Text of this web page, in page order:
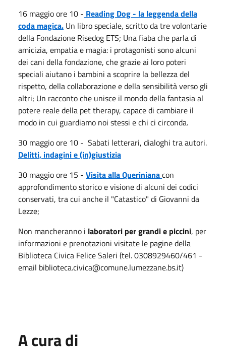
16 maggio ore 10 - Reading Dog - la leggenda della
coda magica. Un libro speciale, scritto da tre volontarie
della Fondazione Risedog ETS; Una fiaba che parla di
amicizia, empatia e magia: i protagonisti sono alcuni
dei cani della fondazione, che grazie ai loro poteri
speciali aiutano i bambini a scoprire la bellezza del
rispetto, della collaborazione e della sensibilità verso gli
altri; Un racconto che unisce il mondo della fantasia al
potere reale della pet therapy, capace di cambiare il
modo in cui guardiamo noi stessi e chi ci circonda.
30 maggio ore 10 - Sabati letterari, dialoghi tra autori.
Delitti, indagini e (in)giustizia
30 maggio ore 15 - Visita alla Querinianacon
approfondimento storico e visione di alcuni dei codici
conservati, tra cui anche il "Catastico" di Giovanni da
Lezze;
Non mancheranno i laboratori per grandi e piccini, per
informazioni e prenotazioni visitate le pagine della
Biblioteca Civica Felice Saleri (tel. 0308929460/461 -
email biblioteca.civica@comune.lumezzane.bs.it)
A cura di